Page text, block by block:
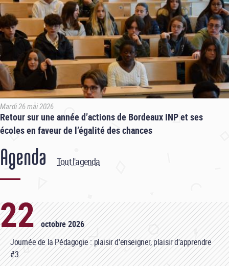
Mardi 26 mai 2026
Retour sur une année d’actions de Bordeaux INP et ses
écoles en faveur de l’égalité des chances
Agenda Tout l'agenda
22 octobre 2026
Journée de la Pédagogie : plaisir d'enseigner, plaisir d'apprendre
#3